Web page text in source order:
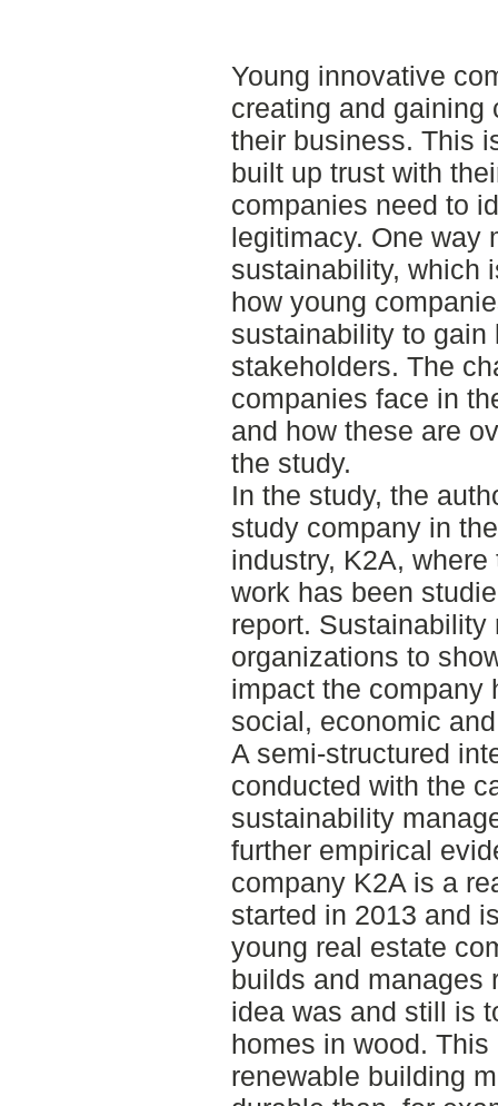
Young innovative
creating and gaining
their business. This
built up trust with
companies need to
legitimacy. One way
sustainability, which
how young
sustainability to gain
stakeholders. The
companies face in
and how these are
the study.
In the study, the
study company in
industry, K2A,
work has been
report. Sustainability
organizations to
impact the company
social, economic
A semi-structured
conducted with the
sustainability
further empirical
company K2A is a
started in 2013 and
young real estate
builds and manages
idea was and still is
homes in wood.
renewable building